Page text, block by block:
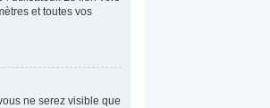
et toutes vos
ne serez visible que